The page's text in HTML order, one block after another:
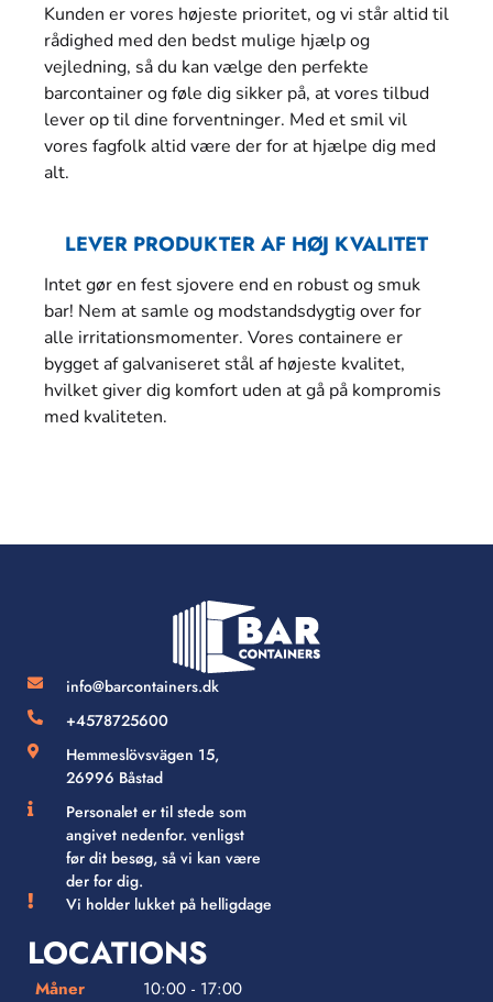
Kunden er vores højeste prioritet, og vi står altid til
rådighed med den bedst mulige hjælp og
vejledning, så du kan vælge den perfekte
barcontainer og føle dig sikker på, at vores tilbud
lever op til dine forventninger. Med et smil vil
vores fagfolk altid være der for at hjælpe dig med
alt.
LEVER PRODUKTER AF HØJ KVALITET
Intet gør en fest sjovere end en robust og smuk
bar! Nem at samle og modstandsdygtig over for
alle irritationsmomenter. Vores containere er
bygget af galvaniseret stål af højeste kvalitet,
hvilket giver dig komfort uden at gå på kompromis
med kvaliteten.
info@barcontainers.dk
+4578725600
Hemmeslövsvägen 15,
26996 Båstad
Personalet er til stede som
angivet nedenfor. venligst
før dit besøg, så vi kan være
der for dig.
Vi holder lukket på helligdage
LOCATIONS
Måner
10:00 - 17:00